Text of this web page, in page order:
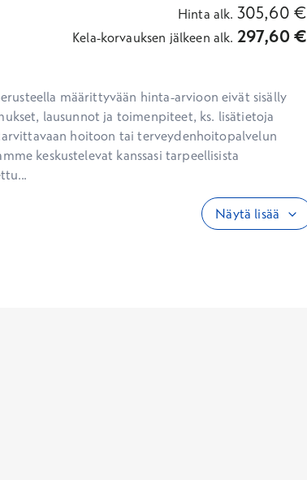
Hinta alk. 305,60 €
Kela-korvauksen jälkeen alk. 297,60€
määrittyvään hinta-arvioon eivät sisälly
lausunnot ja toimenpiteet, ks. lisätietoja
hoitoon tai terveydenhoitopalvelun
keskustelevat kanssasi tarpeellisista
Näytä lisää